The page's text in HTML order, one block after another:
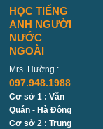
HỌC TIẾNG
ANH NGƯỜI
NƯỚC
NGOÀI
Mrs. Hường :
097.948.1988
Cơ sở 1 : Văn
Quán - Hà Đông
Cơ sở 2 : Trung